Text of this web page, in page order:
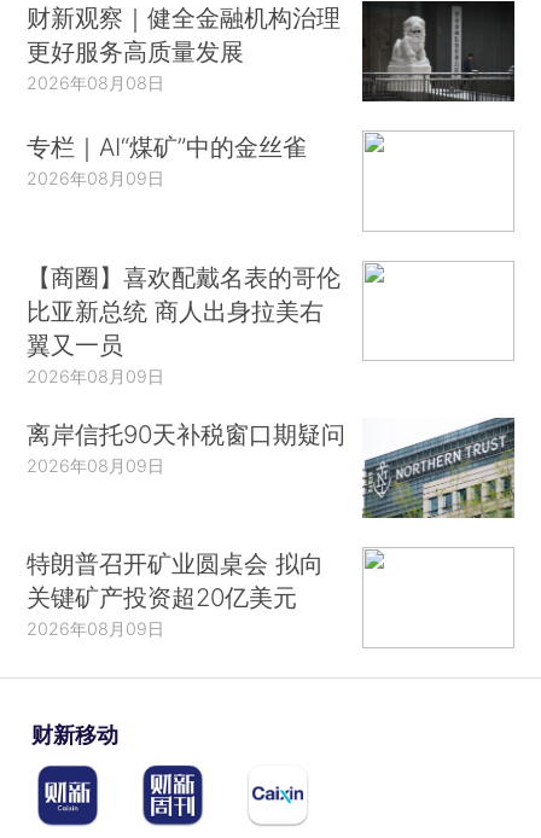
财新观察｜健全金融机构治理
更好服务高质量发展
2026年08月08日
专栏｜AI“煤矿”中的金丝雀
2026年08月09日
【商圈】喜欢配戴名表的哥伦
比亚新总统 商人出身拉美右
翼又一员
2026年08月09日
离岸信托90天补税窗口期疑问
2026年08月09日
特朗普召开矿业圆桌会 拟向
关键矿产投资超20亿美元
2026年08月09日
财新移动